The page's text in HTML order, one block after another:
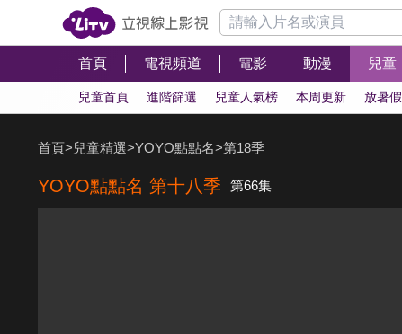
首頁 電視頻道 電影 動漫 兒童
兒童首頁 進階篩選 兒童人氣榜 本周更新 放暑假
首頁>兒童精選>YOYO點點名>第18季
YOYO點點名 第十八季 第66集